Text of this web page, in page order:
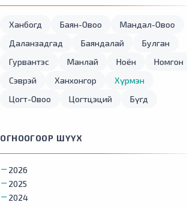
Ханбогд Баян-Овоо
Мандал-Овоо
Даланзадгад
Баяндалай
Булган
Гурвантэс
Манлай Ноён
Номгон
Сэврэй
Ханхонгор
Хүрмэн
Цогт-Овоо
Цогтцэций Бүгд
ОГНООГООР ШҮҮХ
2026
2025
2024